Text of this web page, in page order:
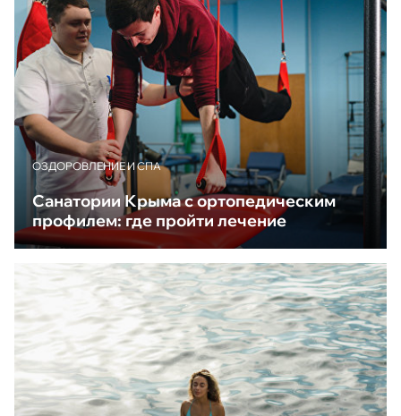
ОЗДОРОВЛЕНИЕ И СПА
Санатории Крыма с ортопедическим
профилем: где пройти лечение